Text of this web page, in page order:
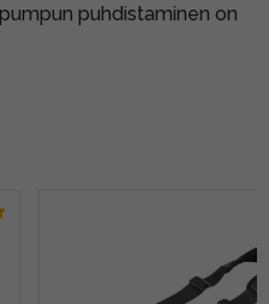
puhdistaminen on